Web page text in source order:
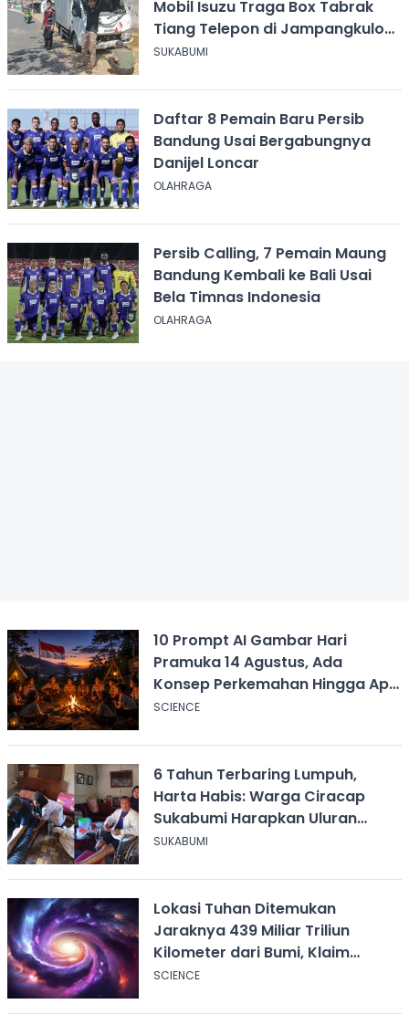
Mobil Isuzu Traga Box Tabrak
Tiang Telepon di Jampangkulon
Sukabumi
SUKABUMI
Daftar 8 Pemain Baru Persib
Bandung Usai Bergabungnya
Danijel Loncar
OLAHRAGA
Persib Calling, 7 Pemain Maung
Bandung Kembali ke Bali Usai
Bela Timnas Indonesia
OLAHRAGA
10 Prompt AI Gambar Hari
Pramuka 14 Agustus, Ada
Konsep Perkemahan Hingga Api
Unggun
SCIENCE
6 Tahun Terbaring Lumpuh,
Harta Habis: Warga Ciracap
Sukabumi Harapkan Uluran
Tangan KDM
SUKABUMI
Lokasi Tuhan Ditemukan
Jaraknya 439 Miliar Triliun
Kilometer dari Bumi, Klaim
Ilmuwan Harvard
SCIENCE